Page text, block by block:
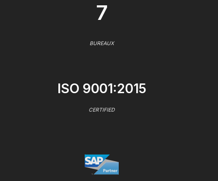
7
BUREAUX
ISO 9001:2015
CERTIFIED